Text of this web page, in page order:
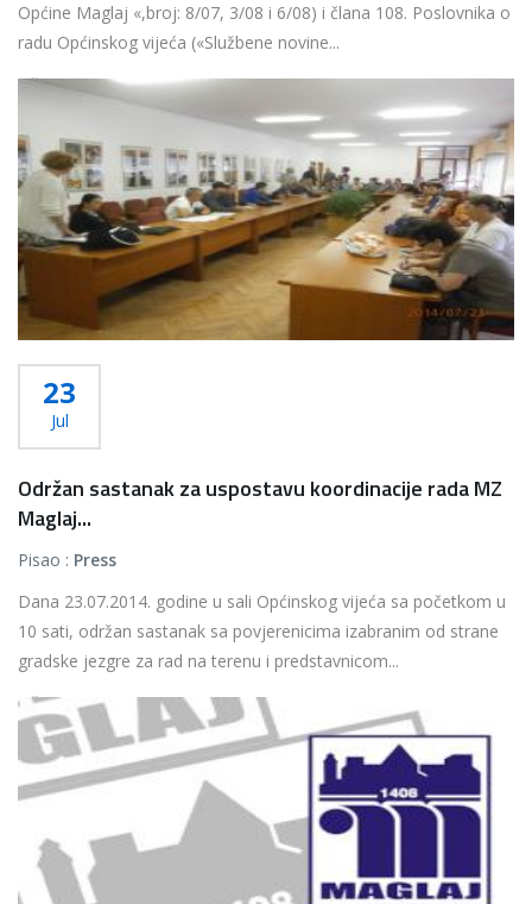
Općine Maglaj «,broj: 8/07, 3/08 i 6/08) i člana 108. Poslovnika o
radu Općinskog vijeća («Službene novine...
Više...
23
Jul
Održan sastanak za uspostavu koordinacije rada MZ
Maglaj...
Pisao : Press
Dana 23.07.2014. godine u sali Općinskog vijeća sa početkom u
10 sati, održan sastanak sa povjerenicima izabranim od strane
gradske jezgre za rad na terenu i predstavnicom...
Više...